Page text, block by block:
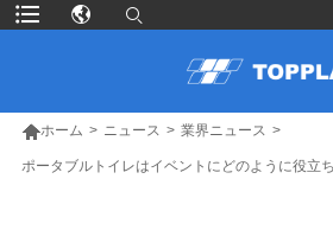
ホーム > ニュース > 業界ニュース >
ポータブルトイレはイベントにどのように役立